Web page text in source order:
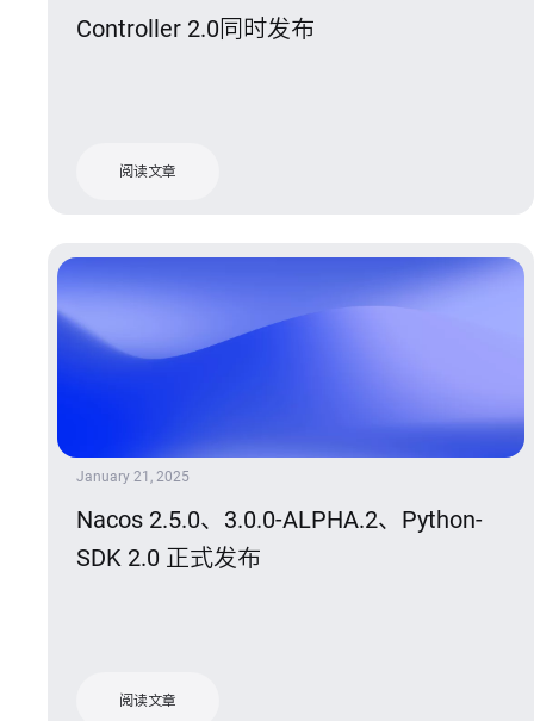
Controller 2.0同时发布
阅读文章
January 21, 2025
Nacos 2.5.0、3.0.0-ALPHA.2、Python-
SDK 2.0 正式发布
阅读文章